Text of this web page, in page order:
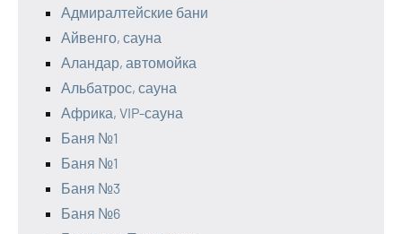
Адмиралтейские бани
Айвенго, сауна
Аландар, автомойка
Альбатрос, сауна
Африка, VIP-сауна
Баня №1
Баня №1
Баня №3
Баня №6